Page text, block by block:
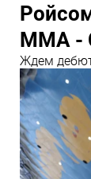
ММА -
Ждем